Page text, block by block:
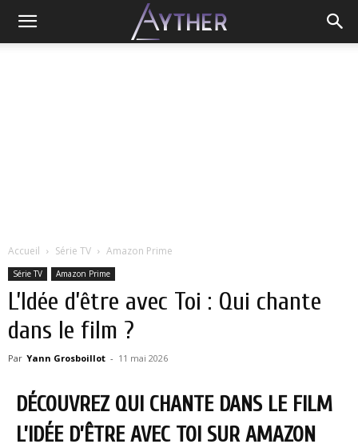
Accueil Série TV Amazon Prime
Série TV Amazon Prime
L’Idée d’être avec Toi : Qui chante
dans le film ?
Par Yann Grosboillot - 11 mai 2026
DÉCOUVREZ QUI CHANTE DANS LE FILM
L’IDÉE D’ÊTRE AVEC TOI SUR AMAZON